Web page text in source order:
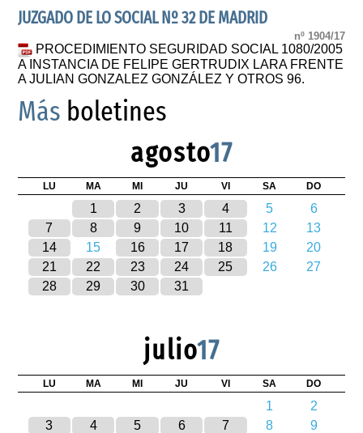
JUZGADO DE LO SOCIAL Nº 32 DE MADRID
nº 1904/17
PROCEDIMIENTO SEGURIDAD SOCIAL 1080/2005
A INSTANCIA DE FELIPE GERTRUDIX LARA FRENTE
A JULIAN GONZALEZ GONZÁLEZ Y OTROS 96.
Más boletines
agosto17
LU MA MI JU VI SA DO
1 2 3 4 5
6
7
8 9 10 11 12
13
14
15 16 17 18 19
20
21
22 23 24 25 26
27
28
29 30 31
julio17
LU MA MI JU VI SA DO
1
2
3
4 5 6 7 8
9